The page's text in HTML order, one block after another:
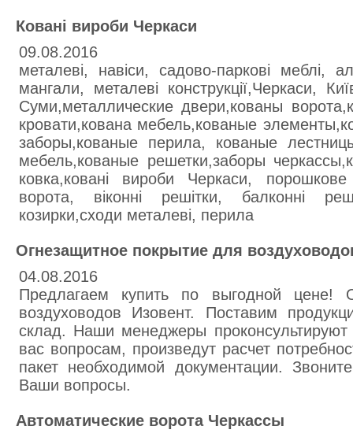
Ковані вироби Черкаси
09.08.2016
металеві, навіси, садово-паркові меблі,
мангали, металеві конструкції,Черкаси,
Суми,металлические двери,кованы
кровати,кована мебель,кованые
заборы,кованые перила, кованые
мебель,кованые решетки,заборы
ковка,ковані вироби Черкаси,
ворота, віконні решітки, балконні
козирки,сходи металеві, перила
Огнезащитное покрытие для
04.08.2016
Предлагаем купить по выгодной цене!
воздуховодов Изовент. Поставим
склад. Наши менеджеры
вас вопросам, произведут расчет
пакет необходимой документации.
Ваши вопросы.
Автоматические ворота Черкассы